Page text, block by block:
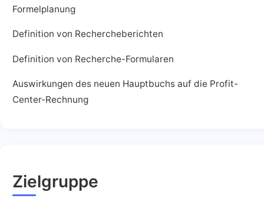
Formelplanung
Definition von Rechercheberichten
Definition von Recherche-Formularen
Auswirkungen des neuen Hauptbuchs auf die Profit-
Center-Rechnung
Zielgruppe